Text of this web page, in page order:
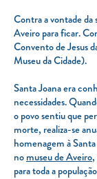
Contra a vontade da
Aveiro para ficar.
Convento de Jesus
Museu da Cidade).
Santa Joana era
necessidades.
o povo sentiu que
morte, realiza-se
homenagem à
nomuseu de Aveiro,
para toda a